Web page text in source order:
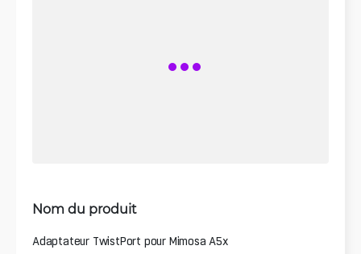
Nom du produit
Adaptateur TwistPort pour Mimosa A5x